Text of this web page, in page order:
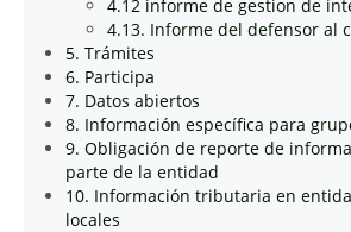
4.12 informe de gestion de
4.13. Informe del defensor al
5. Trámites
6. Participa
7. Datos abiertos
8. Información específica para
9. Obligación de reporte de
parte de la entidad
10. Información tributaria en
locales